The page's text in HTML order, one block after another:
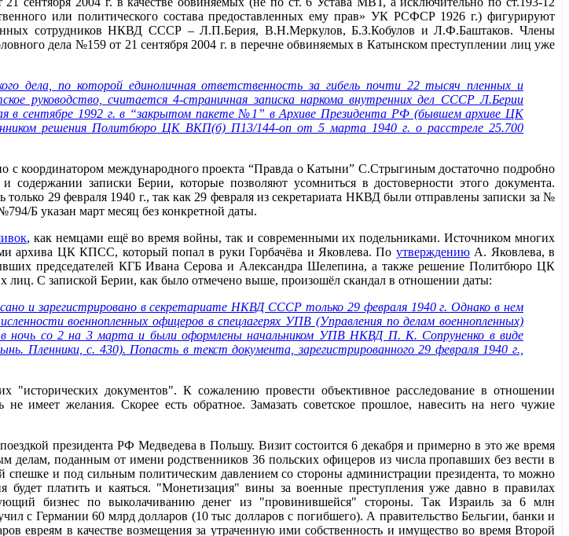
или политического состава предоставленных ему прав» УК РСФСР 1926 г.) фигурируют
сотрудников НКВД СССР – Л.П.Берия, В.Н.Меркулов, Б.З.Кобулов и Л.Ф.Баштаков. Члены
дела №159 от 21 сентября 2004 г. в перечне обвиняемых в Катынском преступлении лиц уже
дела, по которой единоличная ответственность за гибель почти 22 тысяч пленных и
руководство, считается 4-страничная записка наркома внутренних дел СССР Л.Берии
сентябре 1992 г. в “закрытом пакете №1” в Архиве Президента РФ (бывшем архиве ЦК
решения Политбюро ЦК ВКП(б) П13/144-оп от 5 марта 1940 г. о расстреле 25.700
с координатором международного проекта “Правда о Катыни” С.Стрыгиным достаточно подробно
записки Берии, которые позволяют усомниться в достоверности этого документа.
29 февраля 1940 г., так как 29 февраля из секретариата НКВД были отправлены записки за №
Б указан март месяц без конкретной даты.
, как немцами ещё во время войны, так и современными их подельниками. Источником многих
архива ЦК КПСС, который попал в руки Горбачёва и Яковлева. По утверждениюА. Яковлева, в
председателей КГБ Ивана Серова и Александра Шелепина, а также решение Политбюро ЦК
лиц. С запиской Берии, как было отмечено выше, произошёл скандал в отношении даты:
и зарегистрировано в секретариате НКВД СССР только 29 февраля 1940 г. Однако в нем
военнопленных офицеров в спецлагерях УПВ (Управления по делам военнопленных)
со 2 на 3 марта и были оформлены начальником УПВ НКВД П. К. Сопруненко в виде
Пленники, с. 430). Попасть в текст документа, зарегистрированного 29 февраля 1940 г.,
"исторических документов". К сожалению провести объективное расследование в отношении
не имеет желания. Скорее есть обратное. Замазать советское прошлое, навесить на него чужие
президента РФ Медведева в Польшу. Визит состоится 6 декабря и примерно в это же время
делам, поданным от имени родственников 36 польских офицеров из числа пропавших без вести в
и под сильным политическим давлением со стороны администрации президента, то можно
будет платить и каяться. "Монетизация" вины за военные преступления уже давно в правилах
бизнес по выколачиванию денег из "провинившейся" стороны. Так Израиль за 6 млн
с Германии 60 млрд долларов (10 тыс долларов с погибшего). А правительство Бельгии, банки и
евреям в качестве возмещения за утраченную ими собственность и имущество во время Второй